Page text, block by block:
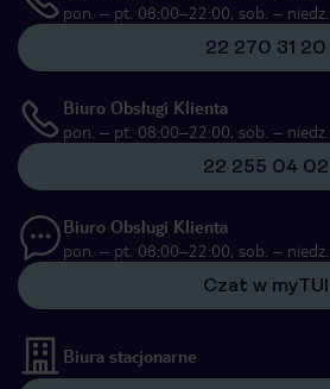
pon. – pt. 08:00–22:00, sob. –
22 270 31 20
Biuro Obsługi Klienta
pon. – pt. 08:00–22:00, sob. –
22 255 04 02
Biuro Obsługi Klienta
pon. – pt. 08:00–22:00, sob. –
Czat w myTUI
Biura stacjonarne